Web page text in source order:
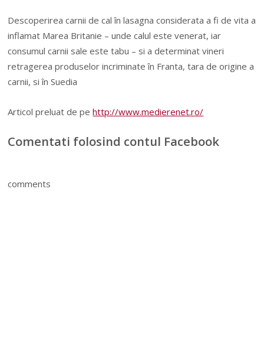
Descoperirea carnii de cal în lasagna considerata a fi de vita a
inflamat Marea Britanie – unde calul este venerat, iar
consumul carnii sale este tabu – si a determinat vineri
retragerea produselor incriminate în Franta, tara de origine a
carnii, si în Suedia
Articol preluat de pehttp://www.medierenet.ro/
Comentati folosind contul Facebook
comments